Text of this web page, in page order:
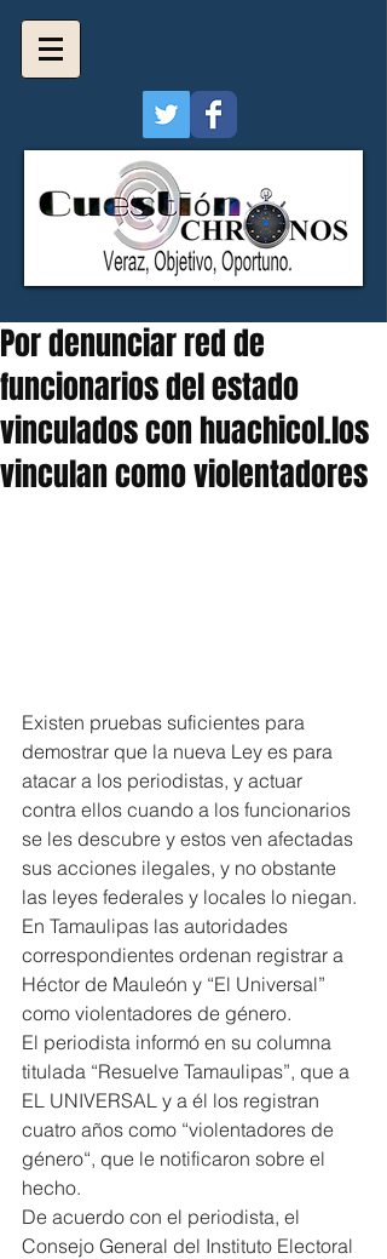
Por denunciar red de
funcionarios del estado
vinculados con huachicol.los
vinculan como violentadores
Existen pruebas suficientes para
demostrar que la nueva Ley es para
atacar a los periodistas, y actuar
contra ellos cuando a los funcionarios
se les descubre y estos ven afectadas
sus acciones ilegales, y no obstante
las leyes federales y locales lo niegan.
En Tamaulipas las autoridades
correspondientes ordenan registrar a
Héctor de Mauleón y “El Universal”
como violentadores de género.
El periodista informó en su columna
titulada “Resuelve Tamaulipas”, que a
EL UNIVERSAL y a él los registran
cuatro años como “violentadores de
género“, que le notificaron sobre el
hecho.
De acuerdo con el periodista, el
Consejo General del Instituto Electoral